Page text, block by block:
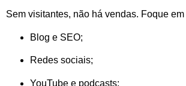
Sem visitantes, não há vendas. Foque em
Blog e SEO;
Redes sociais;
YouTube e podcasts;